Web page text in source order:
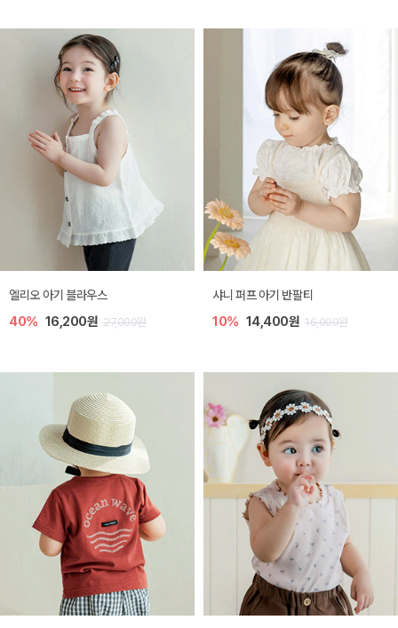
엘리오 아기 블라우스
40% 16,200원 27,000원
샤니 퍼프 아기 반팔티
10% 14,400원 16,000원